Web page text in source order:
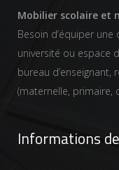
Mobilier scolaire et
Besoin d’équiper
université ou espace
bureau
(maternelle, primaire,
Informations